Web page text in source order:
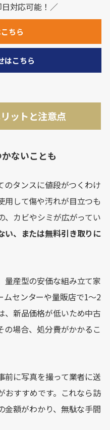
対応可能！／
ちら
はこちら
ットと注意点
ないことも
のタンスに値段がつくわけ
用して傷や汚れが目立つも
、カビやシミが広がってい
い、または無料引き取りに
量産型の安価な組み立て家
ムセンターや量販店で1〜2
、新品価格が低いため中古
の場合、処分費がかかるこ
前に写真を撮って業者に送
おすすめです。これなら訪
金額がわかり、無駄な手間